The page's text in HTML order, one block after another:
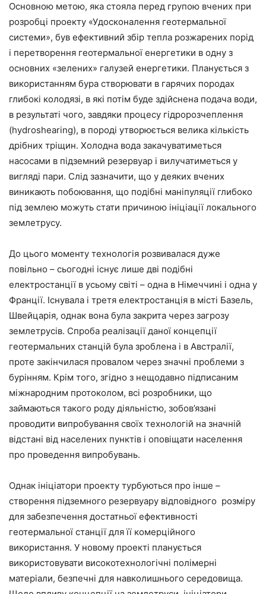
Основною метою, яка стояла перед групою вчених при
розробці проекту «Удосконалення геотермальної
системи», був ефективний збір тепла розжарених порід
і перетворення геотермальної енергетики в одну з
основних «зелених» галузей енергетики. Планується з
використанням бура створювати в гарячих породах
глибокі колодязі, в які потім буде здійснена подача води,
в результаті чого, завдяки процесу гідророзчеплення
(hydroshearing), в породі утворюється велика кількість
дрібних тріщин. Холодна вода закачуватиметься
насосами в підземний резервуар і вилучатиметься у
вигляді пари. Слід зазначити, що у деяких вчених
виникають побоювання, що подібні маніпуляції глибоко
під землею можуть стати причиною ініціації локального
землетрусу.
До цього моменту технологія розвивалася дуже
повільно – сьогодні існує лише дві подібні
електростанції в усьому світі – одна в Німеччині і одна у
Франції. Існувала і третя електростанція в місті Базель,
Швейцарія, однак вона була закрита через загрозу
землетрусів. Спроба реалізації даної концепції
геотермальних станцій була зроблена і в Австралії,
проте закінчилася провалом через значні проблеми з
бурінням. Крім того, згідно з нещодавно підписаним
міжнародним протоколом, всі розробники, що
займаються такого роду діяльністю, зобов’язані
проводити випробування своїх технологій на значній
відстані від населених пунктів і оповіщати населення
про проведення випробувань.
Однак ініціатори проекту турбуються про інше –
створення підземного резервуару відповідного розміру
для забезпечення достатньої ефективності
геотермальної станції для її комерційного
використання. У новому проекті планується
використовувати високотехнологічні полімерні
матеріали, безпечні для навколишнього середовища.